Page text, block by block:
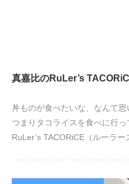
真嘉比のRuLer’s
丼ものが食べたいな、なんて思
つまりタコライスを食べに行
RuLer’s TACORiCE（ルーラ